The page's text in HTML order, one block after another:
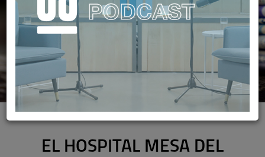
EL HOSPITAL MESA DEL